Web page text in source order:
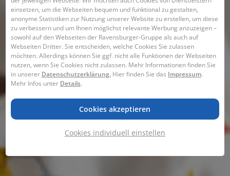
einsetzen, um die Webseiten bequem und funktional zu gestalten,
anonyme Statistiken zur Nutzung unserer Website zu erstellen, um diese
zu verbessern und um Ihnen möglichst relevante Werbung anzuzeigen –
sowohl auf den Webseiten der Ravensburger-Gruppe als auch auf
Webseiten Dritter. Sie entscheiden, welche Cookies Sie zulassen
möchten. Allerdings können Sie ggf. nicht alle Funktionen der Webseiten
nutzen, wenn Sie Cookies nicht zulassen. Mehr Informationen finden Sie
in unserer Datenschutzerklärung. Hier finden Sie das Impressum.
Mehr Infos unter Details.
Cookies akzeptieren
Cookies individuell einstellen